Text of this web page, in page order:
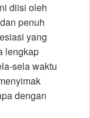
diisi oleh
penuh
yang
lengkap
sela waktu
dengan